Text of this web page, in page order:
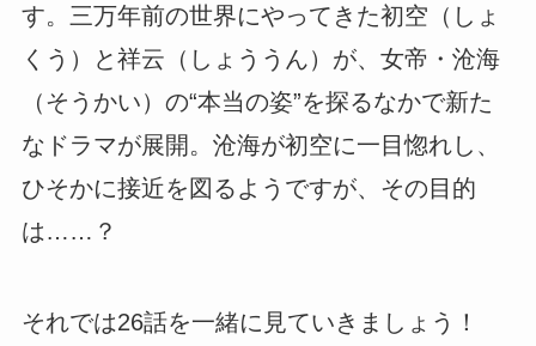
す。三万年前の世界にやってきた初空（しょ
くう）と祥云（しょううん）が、女帝・沧海
（そうかい）の“本当の姿”を探るなかで新た
なドラマが展開。沧海が初空に一目惚れし、
ひそかに接近を図るようですが、その目的
は……？
それでは26話を一緒に見ていきましょう！